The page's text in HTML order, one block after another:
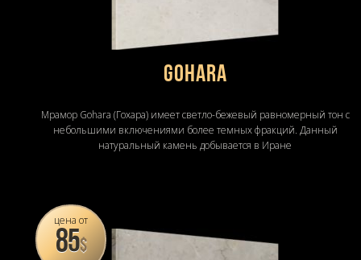
Gohara
Мрамор Gohara (Гохара) имеет светло-бежевый равномерный тон с
небольшими включениями более темных фракций. Данный
натуральный камень добывается в Иране
цена от
85$